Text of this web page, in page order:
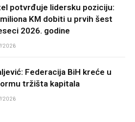
potvrđuje lidersku poziciju:
KM dobiti u prvih šest
2026. godine
2026
Federacija BiH kreće u
tržišta kapitala
2026